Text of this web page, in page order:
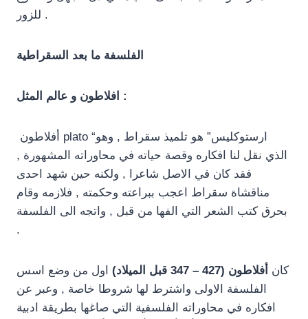
للزور .
الفلسفة ما بعد السقراطية
افلاطون و عالم المثل :
الذي نقل لنا افكاره وقصة حياته في محاوراته المشهورة ,
فقد كان في الاصل شاعرا , ولكنه حين شهد احدى
مناقشاة سقراط اعجب ببراعته وحكمته , فلازمه وقام
بحرق كتب الشعر التي الفها من قبل , واتجه الى الفلسفة
.
كان أفلاطون (427 – 347 قبل الميلاد)
اول من وضع اسس
الفلسفة الاولى واشترط لها شروطا خاصة , وعبر عن
افكاره في محاوراته الفلسفية التي صاغها بطريقة ادبية